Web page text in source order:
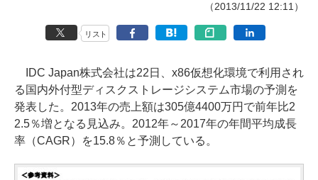
（2013/11/22 12:11）
リスト
IDC Japan株式会社は22日、x86仮想化環境で利用され
る国内外付型ディスクストレージシステム市場の予測を
発表した。2013年の売上額は305億4400万円で前年比2
2.5％増となる見込み。2012年～2017年の年間平均成長
率（CAGR）を15.8％と予測している。